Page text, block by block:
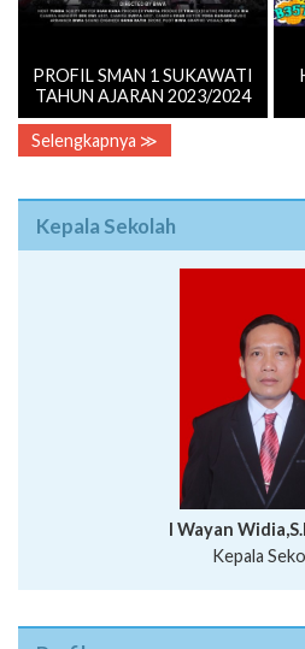
PROFIL SMAN 1 SUKAWATI
TAHUN AJARAN 2023/2024
Selengkapnya ≫
Kepala Sekolah
I Wayan
Kepala